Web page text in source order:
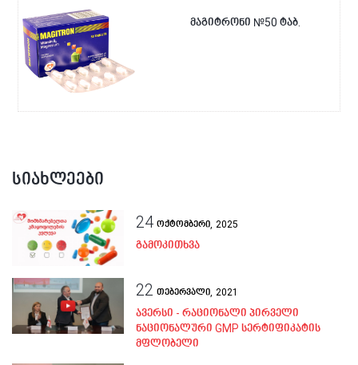
მაგიტრონი №50 ტაბ.
სიახლეები
24 ოქტომბერი, 2025
გამოკითხვა
22 თებერვალი, 2021
ავერსი - რაციონალი პირველი
ნაციონალური GMP სერტიფიკატის
მფლობელი